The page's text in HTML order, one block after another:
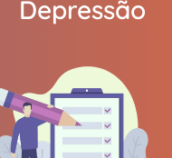
Depressão